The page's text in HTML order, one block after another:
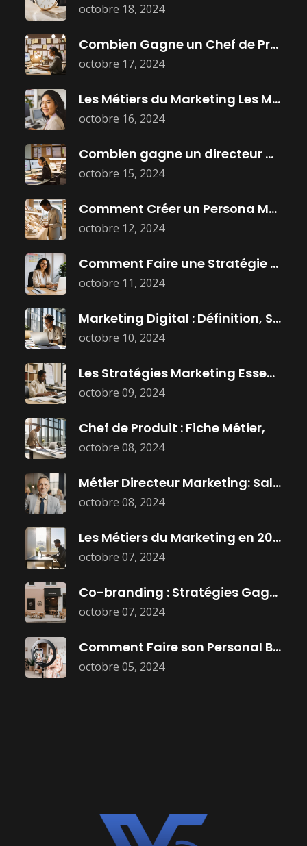
octobre 18, 2024
octobre 17, 2024
Combien Gagne un Chef de Projet
octobre 16, 2024
Les Métiers du Marketing Les Mieux
octobre 15, 2024
Combien gagne un directeur marketing ?
octobre 12, 2024
Comment Créer un Persona Marketing Efficace
octobre 11, 2024
Comment Faire une Stratégie Marketing Efficace
octobre 10, 2024
Marketing Digital : Définition, Stratégies, et
octobre 09, 2024
Les Stratégies Marketing Essentielles Pour Dominer
octobre 08, 2024
Chef de Produit : Fiche Métier,
octobre 08, 2024
Métier Directeur Marketing: Salaire, Mission, et
octobre 07, 2024
Les Métiers du Marketing en 2025
octobre 07, 2024
Co-branding : Stratégies Gagnantes pour Booster
octobre 05, 2024
Comment Faire son Personal Branding :